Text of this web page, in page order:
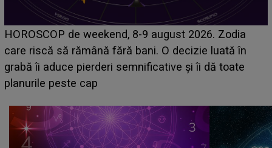
Emanuel a ținut ACEST DETALIU ASCUNS până
acum! În fața Alexandrei, concurentul din Casa Iubirii
face o MĂRTURISIRE NEAȘTEPTATĂ despre mama
sa: "I-am spus și ei în față, eu nu te iubesc pentru